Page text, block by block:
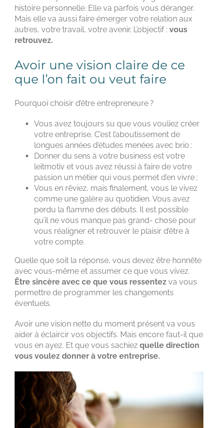
histoire personnelle. Elle va parfois vous déranger.
Mais elle va aussi faire émerger votre relation aux
autres, votre travail, votre avenir. L’objectif : vous
retrouvez.
Avoir une vision claire de ce
que l’on fait ou veut faire
Pourquoi choisir d’être entrepreneure ?
Vous avez toujours su que vous vouliez créer
votre entreprise. C’est l’aboutissement de
longues années d’études menées avec brio ;
Donner du sens à votre business est votre
leitmotiv et vous avez réussi à faire de votre
passion un métier qui vous permet d’en vivre ;
Vous en rêviez, mais finalement, vous le vivez
comme une galère au quotidien. Vous avez
perdu la flamme des débuts. Il est possible
qu’il ne vous manque pas grand- chose pour
vous réaligner et retrouver le plaisir d’être à
votre compte.
Quelle que soit la réponse, vous devez être honnête
avec vous-même et assumer ce que vous vivez.
Être sincère avec ce que vous ressentez va vous
permettre de programmer les changements
éventuels.
Avoir une vision nette du moment présent va vous
aider à éclaircir vos objectifs. Mais encore faut-il que
vous en ayez. Et que vous sachiez quelle direction
vous voulez donner à votre entreprise.